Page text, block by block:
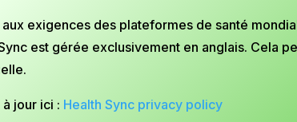
exigences des plateformes de santé
est gérée exclusivement en anglais. Cela
jour ici : Health Sync privacy policy